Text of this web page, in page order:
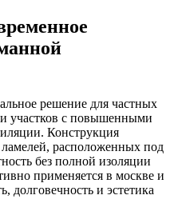
решение для частных
участков с повышенными
Конструкция
расположенных под
без полной изоляции
применяется в москве и
долговечность и эстетика